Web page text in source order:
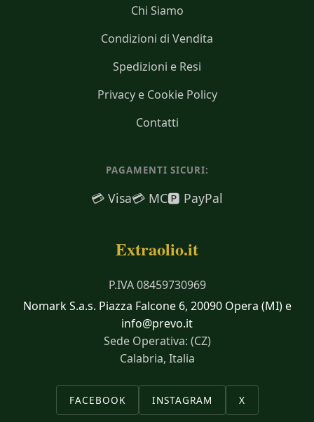
Chi Siamo
Condizioni di Vendita
Spedizioni e Resi
Privacy e Cookie Policy
Contatti
PAGAMENTI SICURI:
💳 Visa💳 MC🅿️ PayPal
Extraolio.it
P.IVA 08459730969
Nomark S.a.s. Piazza Falcone 6, 20090 Opera (MI) e
info@prevo.it
Sede Operativa: (CZ)
Calabria, Italia
FACEBOOK INSTAGRAM X